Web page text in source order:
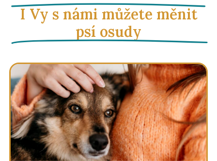
I Vy s námi můžete měnit
psí osudy